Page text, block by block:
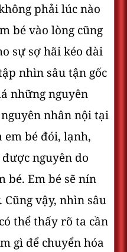
phải lúc nào
bé vào lòng cũng
sự sợ hãi kéo dài
nhìn sâu tận gốc
những nguyên
nhân nội tại
em bé đói, lạnh,
nguyên do
bé. Em bé sẽ nín
vậy, nhìn sâu
thể thấy rõ ta cần
gì để chuyển hóa